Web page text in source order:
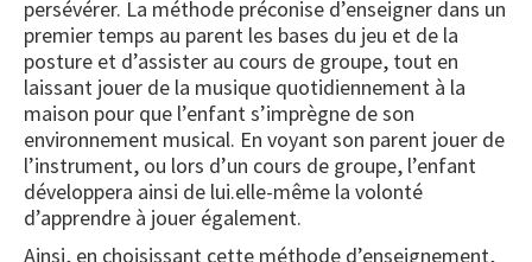
persévérer. La méthode préconise d’enseigner dans un
premier temps au parent les bases du jeu et de la
posture et d’assister au cours de groupe, tout en
laissant jouer de la musique quotidiennement à la
maison pour que l’enfant s’imprègne de son
environnement musical. En voyant son parent jouer de
l’instrument, ou lors d’un cours de groupe, l’enfant
développera ainsi de lui.elle-même la volonté
d’apprendre à jouer également.
Ainsi, en choisissant cette méthode d’enseignement,